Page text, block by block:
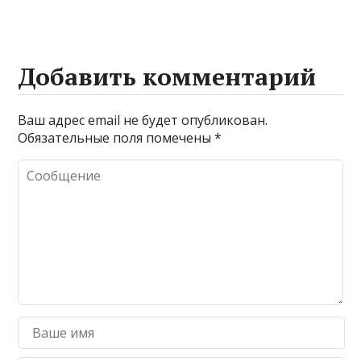
Добавить комментарий
Ваш адрес email не будет опубликован.
Обязательные поля помечены*